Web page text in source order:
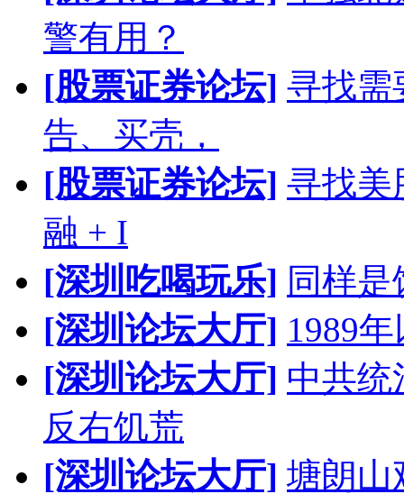
警有用？
[股票证券论坛] 寻找需
告、买壳，
[股票证券论坛] 寻找美
融 + I
[深圳吃喝玩乐] 同样
[深圳论坛大厅] 1989
[深圳论坛大厅] 中共统
反右饥荒
[深圳论坛大厅] 塘朗山